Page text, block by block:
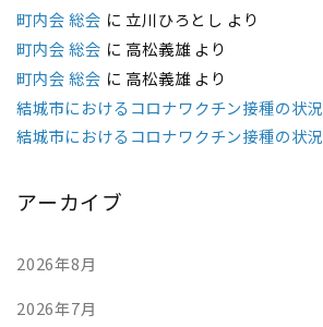
町内会 総会 に 立川ひろとし より
町内会 総会 に 高松義雄より
町内会 総会 に 高松義雄より
結城市におけるコロナワクチン接種の状況
結城市におけるコロナワクチン接種の状況
アーカイブ
2026年8月
2026年7月